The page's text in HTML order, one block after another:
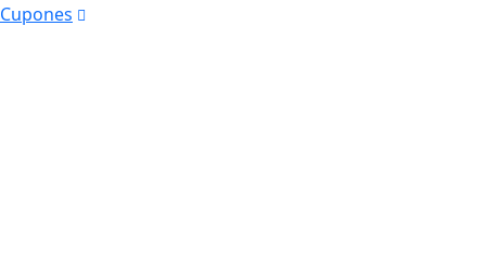
Cupones